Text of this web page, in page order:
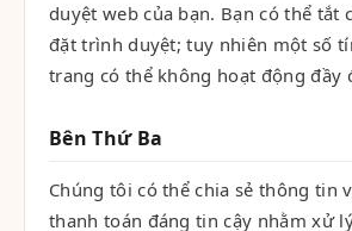
duyệt web của bạn. Bạn có thể tắt
đặt trình duyệt; tuy nhiên một số
trang có thể không hoạt động đầy
Bên Thứ Ba
Chúng tôi có thể chia sẻ thông tin
thanh toán đáng tin cậy nhằm xử